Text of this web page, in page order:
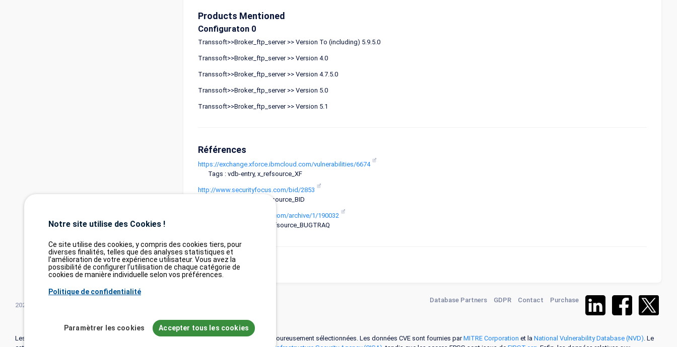
Products Mentioned
Configuraton 0
Transsoft>>Broker_ftp_server >> Version To (including) 5.9.5.0
Transsoft>>Broker_ftp_server >> Version 4.0
Transsoft>>Broker_ftp_server >> Version 4.7.5.0
Transsoft>>Broker_ftp_server >> Version 5.0
Transsoft>>Broker_ftp_server >> Version 5.1
Références
https://exchange.xforce.ibmcloud.com/vulnerabilities/6674
Tags : vdb-entry, x_refsource_XF
http://www.securityfocus.com/bid/2853
Tags : vdb-entry, x_refsource_BID
http://www.securityfocus.com/archive/1/190032
Tags : mailing-list, x_refsource_BUGTRAQ
2026©
Database Partners GDPR Contact Purchase
Les informations affichées sur CVE Find proviennent de plusieurs sources de référence rigoureusement sélectionnées. Les données CVE sont fournies parMITRE Corporation et la National Vulnerability Database (NVD). Le
Notre site utilise des Cookies !
Ce site utilise des cookies, y compris des cookies tiers, pour
diverses finalités, telles que des analyses statistiques et
l’amélioration de votre expérience utilisateur. Vous avez la
possibilité de configurer l’utilisation de chaque catégorie de
cookies de manière individuelle selon vos préférences.
Politique de confidentialité
Paramètrer les cookies Accepter tous les cookies